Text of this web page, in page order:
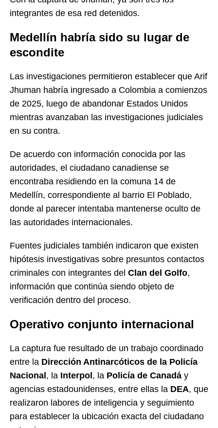
integrantes de esa red detenidos.
Medellín habría sido su lugar de
escondite
Las investigaciones permitieron establecer que Arif
Jhuman habría ingresado a Colombia a comienzos
de 2025, luego de abandonar Estados Unidos
mientras avanzaban las investigaciones judiciales
en su contra.
De acuerdo con información conocida por las
autoridades, el ciudadano canadiense se
encontraba residiendo en la comuna 14 de
Medellín, correspondiente al barrio El Poblado,
donde al parecer intentaba mantenerse oculto de
las autoridades internacionales.
Fuentes judiciales también indicaron que existen
hipótesis investigativas sobre presuntos contactos
criminales con integrantes del Clan del Golfo,
información que continúa siendo objeto de
verificación dentro del proceso.
Operativo conjunto internacional
La captura fue resultado de un trabajo coordinado
entre la Dirección Antinarcóticos de la Policía
Nacional, la Interpol, la Policía de Canadá y
agencias estadounidenses, entre ellas la DEA, que
realizaron labores de inteligencia y seguimiento
para establecer la ubicación exacta del ciudadano